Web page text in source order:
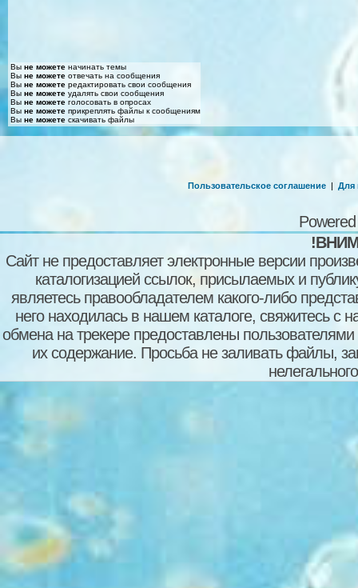
Вы не можете начинать темы
Вы не можете отвечать на сообщения
Вы не можете редактировать свои сообщения
Вы не можете удалять свои сообщения
Вы не можете голосовать в опросах
Вы не можете прикреплять файлы к сообщениям
Вы не можете скачивать файлы
Пользовательское соглашение | Для
Сайт не предоставляет электронные версии
каталогизацией ссылок, присылаемых и
являетесь правообладателем какого-либо
него находилась в нашем каталоге, свяжитесь
обмена на трекере предоставлены пользователями
их содержание. Просьба не заливать файлы,